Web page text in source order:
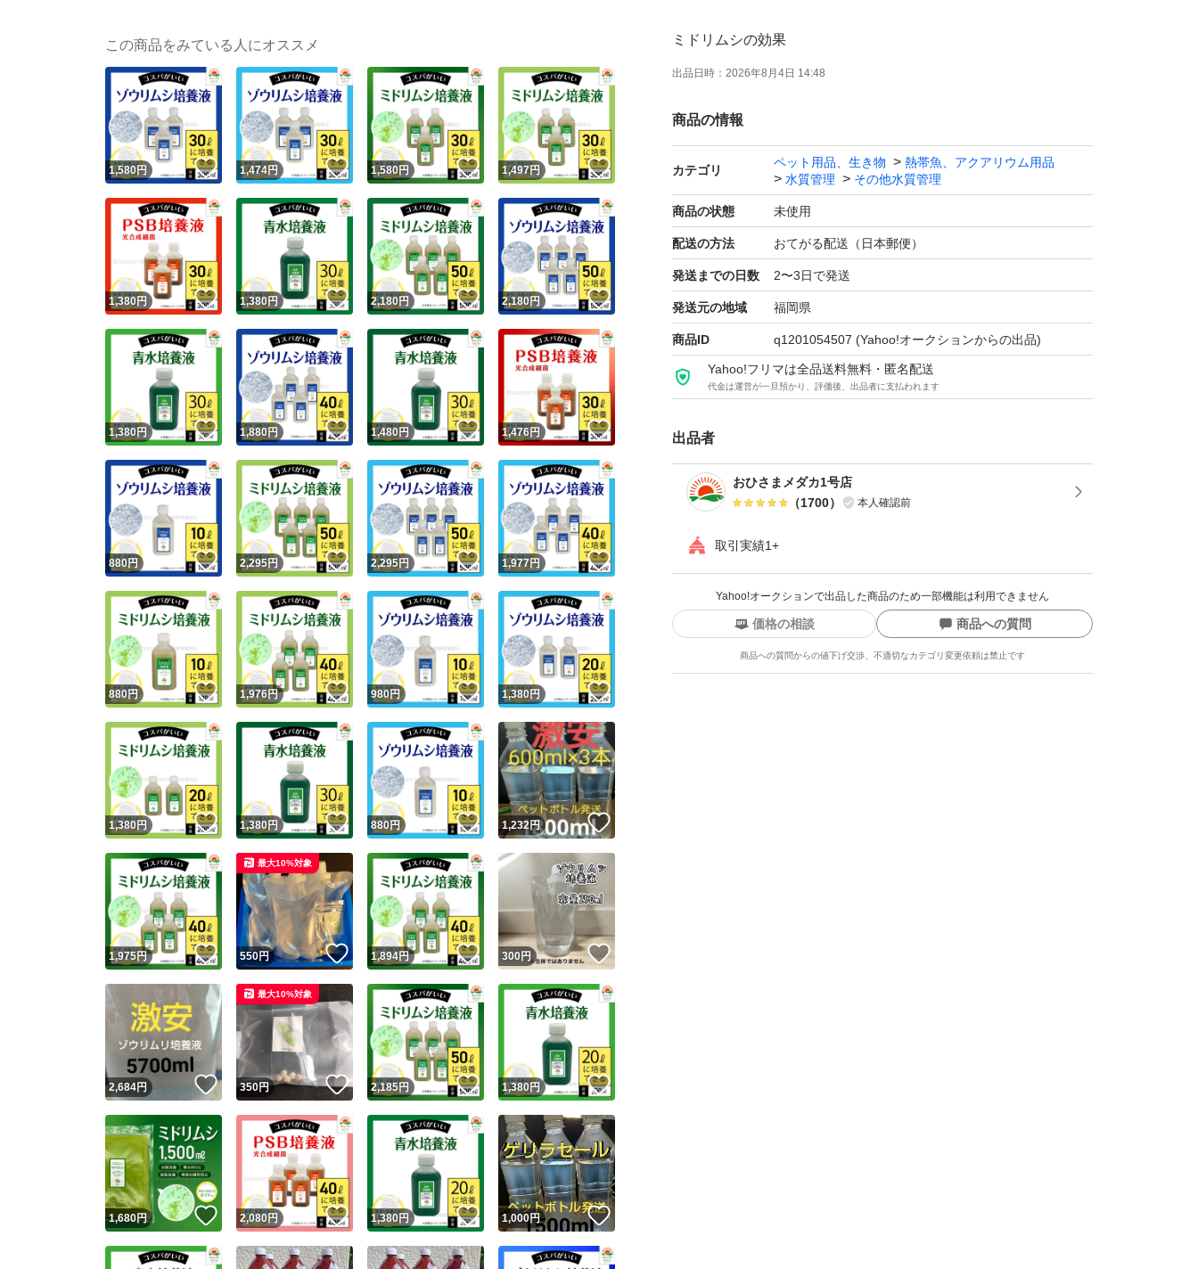
ミドリムシの効果
・めだか、金魚、熱帯魚のこどもの致死原因が餓死です。
になります。
・餌の食べ残しは水質悪化の原因になります。
・ゾウリムシは泳ぐか浮遊していますのでいつでも食べれる餌に
なります。
・メダカ、水生生物の病気への免疫力向上、死亡率の減少
・メダカ産卵率の上昇
・メダカの稚魚(針子)の成長促進、死亡率の低下など
暗所室内の保管をお願いします。
★送料無料、匿名発送★
出品日時： 2026年8月4日 14:48
商品の情報
カテゴリ
ペット用品、生き物
熱帯魚、アクアリウム用品
水質管理
その他水質管理
商品の状態 未使用
配送の方法 おてがる配送（日本郵便）
発送までの日数 2〜3日で発送
発送元の地域 福岡県
商品ID q1201054507 (Yahoo!オークションからの出品)
Yahoo!フリマは全品送料無料・匿名配送
代金は運営が一旦預かり、評価後、出品者に支払われます
出品者
おひさまメダカ1号店
（1700） 本人確認前
取引実績1+
ユーザーの実績について
Yahoo!フリマが定めた一定の基準を満たしたユーザーにバッジを付与しています
安心取引出品者
安心取引出品者 Yahoo!フリマの基準をクリアした安心・安全なユーザーです
取引実績
取引実績◯+ このユーザーはYahoo!フリマの取引を完了させた実績があります
他フリマ実績◯+ このユーザーは他フリマサービスでの取引実績があります
スピード&安心発送
Yahoo!オークションで出品した商品のため一部機能は利用できません
価格の相談 商品への質問
商品への質問からの値下げ交渉、不適切なカテゴリ変更依頼は禁止です
この商品の情報をコピーします
商品画像の無断転載は禁止されています
コピーは1商品につき1回 です
出品ページへ
キャンセル
この商品をみている人にオススメ
1,580円 いいね！
1,474円 いいね！
1,580円 いいね！
1,497円
1,380円 いいね！
1,380円 いいね！
2,180円 いいね！
2,180円
1,380円 いいね！
1,880円 いいね！
1,480円 いいね！
1,476円
880円 いいね！
2,295円 いいね！
2,295円 いいね！
1,977円
880円 いいね！
1,976円 いいね！
980円 いいね！
1,380円
1,380円 いいね！
1,380円 いいね！
880円 いいね！
1,232円
1,975円 いいね！
550円 いいね！
最大10%対象
1,894円 いいね！
300円
2,684円 いいね！
350円 いいね！
最大10%対象
2,185円 いいね！
1,380円
1,680円 いいね！
2,080円 いいね！
1,380円 いいね！
1,000円 いいね！